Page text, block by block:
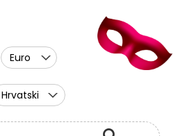
Euro
Hrvatski